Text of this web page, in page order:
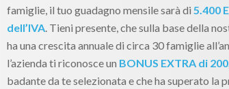
famiglie, il tuo guadagno mensile sarà di5.400
dell’IVA. Tieni presente, che sulla base della
ha una crescita annuale di circa 30 famiglie
l’azienda ti riconosce un BONUS EXTRA di
badante da te selezionata e che ha superato la